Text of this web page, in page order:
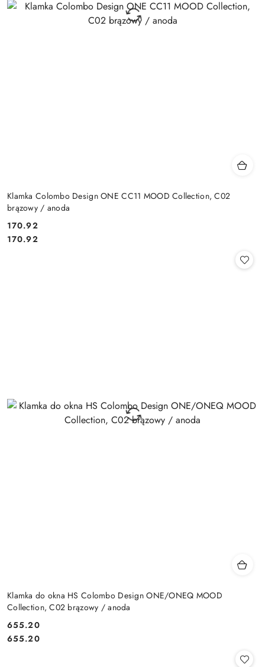
Klamka Colombo Design ONE CC11 MOOD Collection, C02
brązowy / anoda
Cena:
170.92
Cena:
170.92
Klamka do okna HS Colombo Design ONE/ONEQ MOOD
Collection, C02 brązowy / anoda
Cena:
655.20
Cena:
655.20